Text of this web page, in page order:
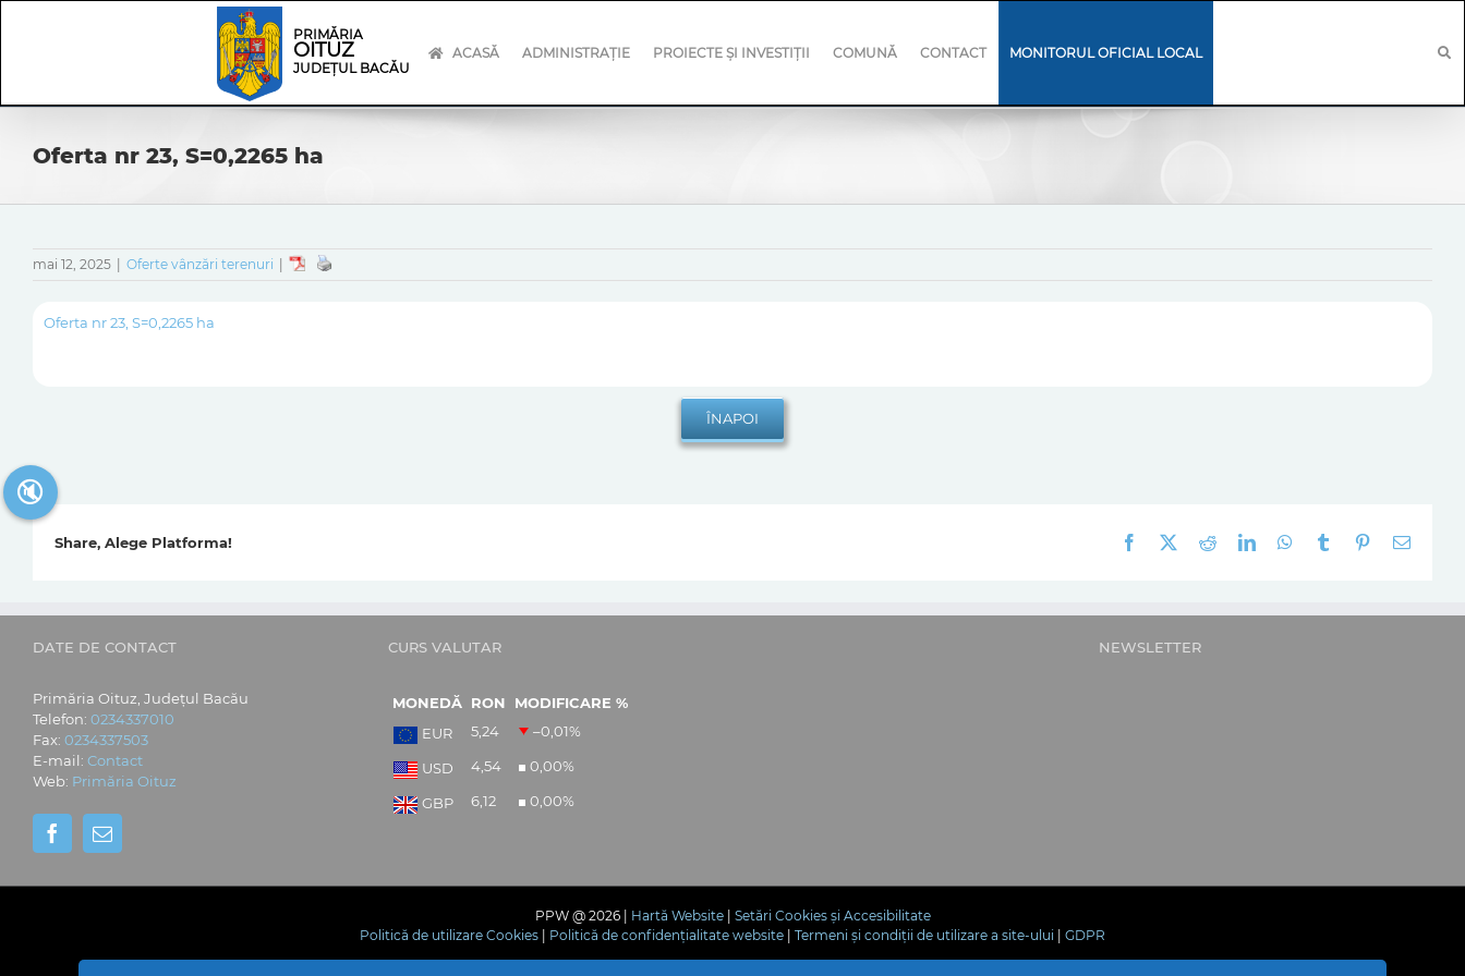
PRIMĂRIA
OITUZ
JUDEȚUL BACĂU
ACASĂ ADMINISTRAȚIE PROIECTE ȘI INVESTIȚII COMUNĂ CONTACT MONITORUL OFICIAL LOCAL
Oferta nr 23, S=0,2265 ha
mai 12, 2025 Oferte vânzări terenuri
Oferta nr 23, S=0,2265 ha
Share, Alege Platforma! Facebook RedditLinkedInWhatsApp
Tumblr Pinterest
E-
DATE DE CONTACT
Primăria Oituz, Județul Bacău
Telefon: 0234337010
Fax: 0234337503
E-mail: Contact
Web: Primăria Oituz
CURS VALUTAR
MONEDĂ RON
MODIFICARE %
EUR
5,24 –0,01%
USD 4,54 0,00%
GBP 6,12 0,00%
NEWSLETTER
PPW @ 2026 | Hartă Website| Setări Cookies și Accesibilitate
Politică de utilizare Cookies
Politică de confidențialitate website Termeni și condiții de utilizare a site-ului GDPR
🔇